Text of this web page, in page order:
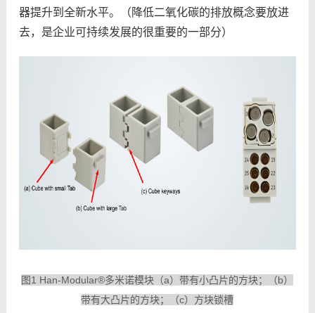
器提升到全新水平。（降低二氧化碳的排放概念要放进
去，是企业可持续发展的很重要的一部分）
图1 Han-Modular®多米诺模块（a）带有小凸片的方块；（b）
带有大凸片的方块；（c）方块锁槽